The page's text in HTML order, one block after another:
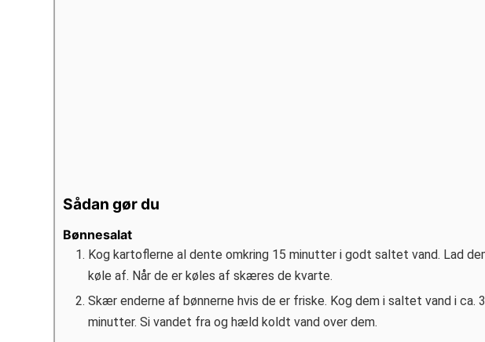
Sådan gør du
Bønnesalat
Kog kartoflerne al dente omkring 15 minutter i godt saltet vand. Lad
køle af. Når de er køles af skæres de kvarte.
Skær enderne af bønnerne hvis de er friske. Kog dem i saltet vand i ca.
minutter. Si vandet fra og hæld koldt vand over dem.